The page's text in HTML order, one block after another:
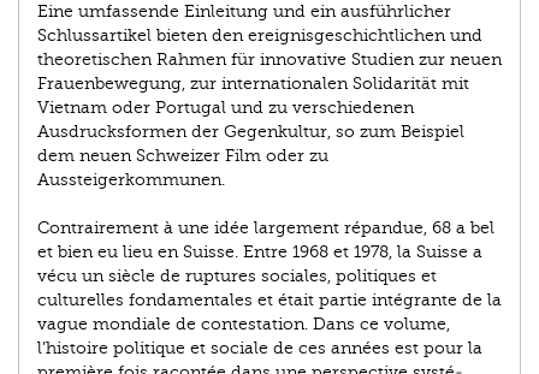
Eine umfassende Einleitung und ein ausführlicher
Schlussartikel bieten den ereignis­geschichtlichen und
theoretischen Rahmen für innovative Studien zur neuen
Frauenbewegung, zur internationalen Solidarität mit
Vietnam oder Portugal und zu verschiedenen
Ausdrucksformen der Gegenkultur, so zum Beispiel
dem ­neuen Schweizer Film oder zu
Aussteigerkommunen.
Contrairement à une idée largement répandue, 68 a bel
et bien eu lieu en Suisse. Entre 1968 et 1978, la Suisse a
vécu un siècle de ruptures sociales, politiques et
culturelles fondamentales et était partie intégrante de la
vague mondiale de contestation. Dans ce volume,
l’histoire politique et sociale de ces années est pour la